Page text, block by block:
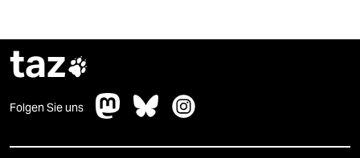
taz
Folgen Sie uns